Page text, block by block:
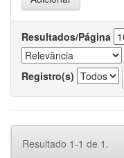
Resultados/Página
Registro(s)
Resultado 1-1 de 1.